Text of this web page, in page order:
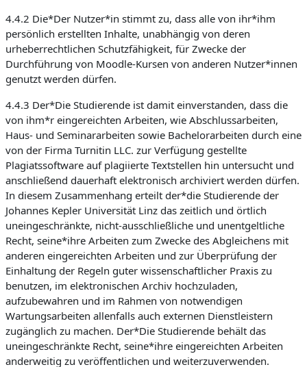
4.4.2 Die*Der Nutzer*in stimmt zu, dass alle von ihr*ihm
persönlich erstellten Inhalte, unabhängig von deren
urheberrechtlichen Schutzfähigkeit, für Zwecke der
Durchführung von Moodle-Kursen von anderen Nutzer*innen
genutzt werden dürfen.
4.4.3 Der*Die Studierende ist damit einverstanden, dass die
von ihm*r eingereichten Arbeiten, wie Abschlussarbeiten,
Haus- und Seminararbeiten sowie Bachelorarbeiten durch eine
von der Firma Turnitin LLC. zur Verfügung gestellte
Plagiatssoftware auf plagiierte Textstellen hin untersucht und
anschließend dauerhaft elektronisch archiviert werden dürfen.
In diesem Zusammenhang erteilt der*die Studierende der
Johannes Kepler Universität Linz das zeitlich und örtlich
uneingeschränkte, nicht-ausschließliche und unentgeltliche
Recht, seine*ihre Arbeiten zum Zwecke des Abgleichens mit
anderen eingereichten Arbeiten und zur Überprüfung der
Einhaltung der Regeln guter wissenschaftlicher Praxis zu
benutzen, im elektronischen Archiv hochzuladen,
aufzubewahren und im Rahmen von notwendigen
Wartungsarbeiten allenfalls auch externen Dienstleistern
zugänglich zu machen. Der*Die Studierende behält das
uneingeschränkte Recht, seine*ihre eingereichten Arbeiten
anderweitig zu veröffentlichen und weiterzuverwenden.